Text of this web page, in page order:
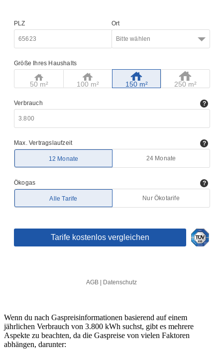
Wenn du nach Gaspreisinformationen basierend auf einem
jährlichen Verbrauch von 3.800 kWh suchst, gibt es mehrere
Aspekte zu beachten, da die Gaspreise von vielen Faktoren
abhängen, darunter: